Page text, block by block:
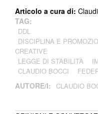
Articolo a cura di:
TAG:
DDL
DISCIPLINA E
CREATIVE
LEGGE DI STABILITÀ
CLAUDIO BOCCI
AUTORE/I: CLAUDIO